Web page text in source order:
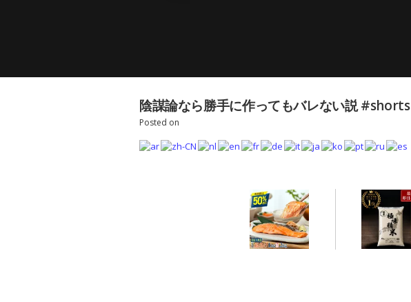
陰謀論なら勝手に作ってもバレない説 #shorts
Posted on